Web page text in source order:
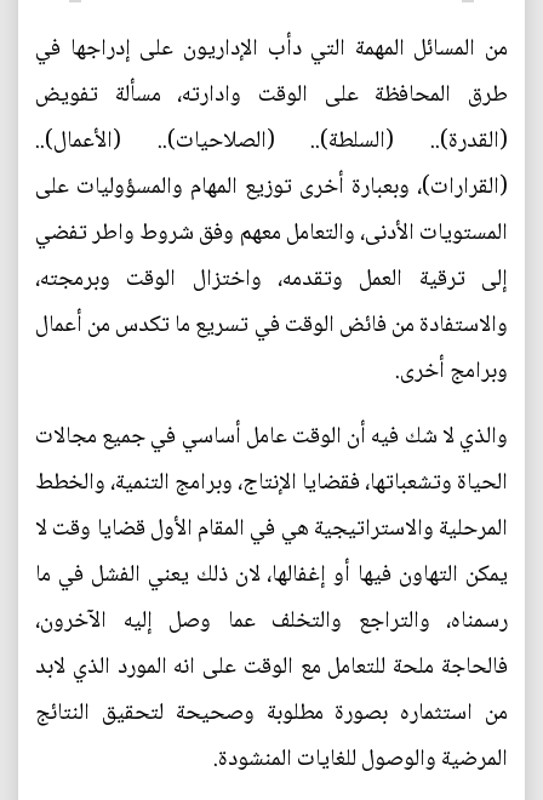
من المسائل المهمة التي دأب الإداريون على إدراجها في
طرق المحافظة على الوقت وادارته، مسألة تفويض
(القدرة).. (السلطة).. (الصلاحيات).. (الأعمال)..
(القرارات)، وبعبارة أخرى توزيع المهام والمسؤوليات على
المستويات الأدنى، والتعامل معهم وفق شروط واطر تفضي
إلى ترقية العمل وتقدمه، واختزال الوقت وبرمجته،
والاستفادة من فائض الوقت في تسريع ما تكدس من أعمال
وبرامج أخرى.
والذي لا شك فيه أن الوقت عامل أساسي في جميع مجالات
الحياة وتشعباتها، فقضايا الإنتاج، وبرامج التنمية، والخطط
المرحلية والاستراتيجية هي في المقام الأول قضايا وقت لا
يمكن التهاون فيها أو إغفالها، لان ذلك يعني الفشل في ما
رسمناه، والتراجع والتخلف عما وصل إليه الآخرون،
فالحاجة ملحة للتعامل مع الوقت على انه المورد الذي لابد
من استثماره بصورة مطلوبة وصحيحة لتحقيق النتائج
المرضية والوصول للغايات المنشودة.